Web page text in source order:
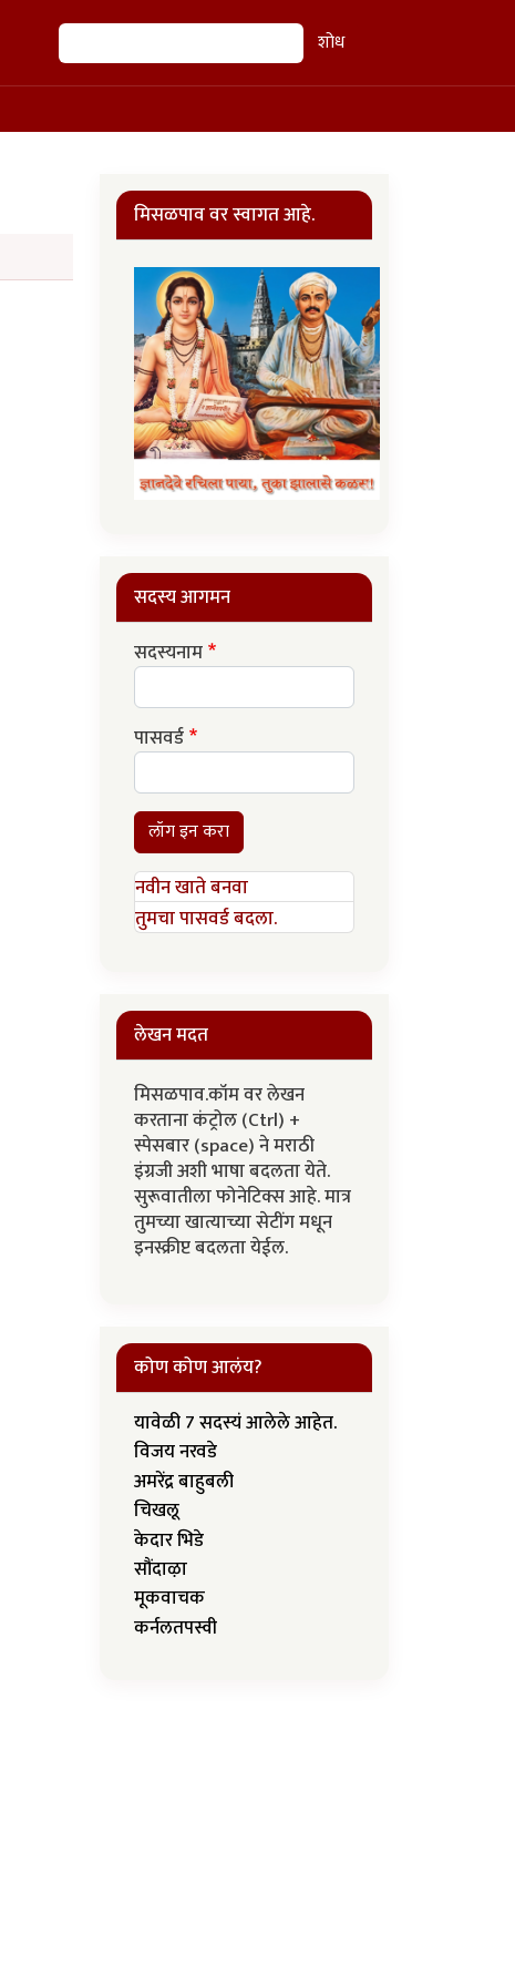
शोध शोध
मिसळपाव वर स्वागत आहे.
सदस्य आगमन
सदस्यनाम
पासवर्ड
लॉग इन करा
नवीन खाते बनवा
तुमचा पासवर्ड बदला.
लेखन मदत
मिसळपाव.कॉम वर लेखन
करताना कंट्रोल (Ctrl) +
स्पेसबार (space) ने मराठी
इंग्रजी अशी भाषा बदलता येते.
सुरूवातीला फोनेटिक्स आहे. मात्र
तुमच्या खात्याच्या सेटींग मधून
इनस्क्रीप्ट बदलता येईल.
कोण कोण आलंय?
यावेळी 7 सदस्यं आलेले आहेत.
विजय नरवडे
अमरेंद्र बाहुबली
चिखलू
केदार भिडे
सौंदाऴा
मूकवाचक
कर्नलतपस्वी